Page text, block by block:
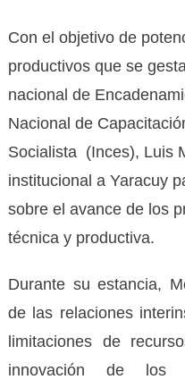
Con el objetivo de
productivos que se
nacional de
Nacional de
Socialista (Inces), Luis
institucional a Yaracuy
sobre el avance de los
técnica y productiva.
Durante su estancia,
de las relaciones
limitaciones de
innovación de los